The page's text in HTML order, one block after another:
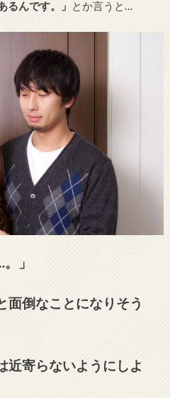
るんです。」 とか言うと…
」
面倒なことになりそう
近寄らないようにしよ